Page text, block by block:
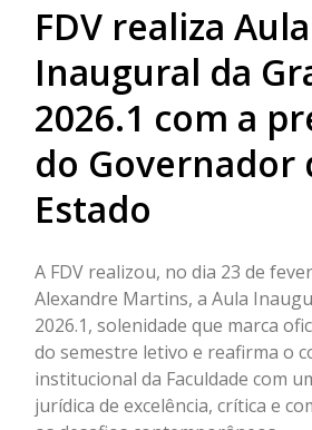
FDV realiza Aula
Inaugural da
2026.1 com a
do Governador
Estado
A FDV realizou, no dia 23 de
Alexandre Martins, a Aula
2026.1, solenidade que marca
do semestre letivo e reafirma o
institucional da Faculdade com
jurídica de excelência, crítica e